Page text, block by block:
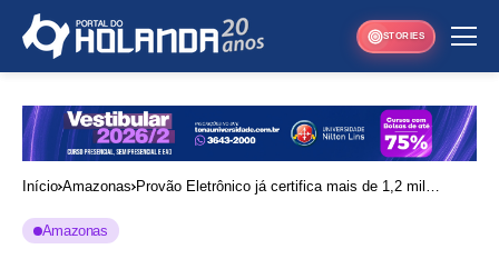
STORIES
Início Amazonas Provão Eletrônico já certifica mais de 1,2 mil
Amazonas